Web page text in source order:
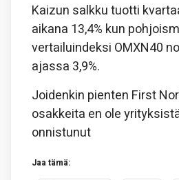
Kaizun salkku tuotti
aikana 13,4% kun
vertailuindeksi OMXN40
ajassa 3,9%.
Joidenkin pienten First
osakkeita en ole
onnistunut
Jaa tämä: